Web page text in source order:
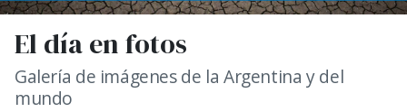
El día en fotos
Galería de imágenes de la Argentina y del
mundo